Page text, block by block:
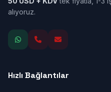
alıyoruz.
Hızlı Bağlantılar